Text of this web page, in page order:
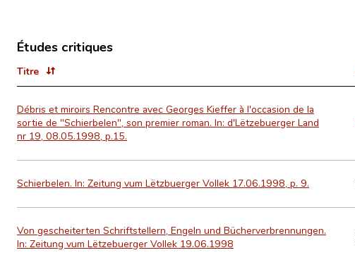
Études critiques
Titre
Débris et miroirs Rencontre avec Georges Kieffer à l'occasion de la
sortie de "Schierbelen", son premier roman. In: d'Lëtzebuerger Land
nr 19, 08.05.1998, p.15.
Schierbelen. In: Zeitung vum Lëtzbuerger Vollek 17.06.1998, p. 9.
Von gescheiterten Schriftstellern, Engeln und Bücherverbrennungen.
In: Zeitung vum Lëtzebuerger Vollek 19.06.1998